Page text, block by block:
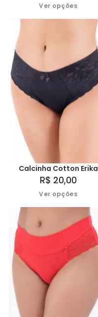
Ver opções
Calcinha Cotton Erika
R$ 20,00
Ver opções